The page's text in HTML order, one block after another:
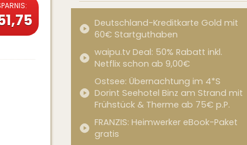
Deutschland-Kreditkarte Gold mit
60€ Startguthaben
waipu.tv Deal: 50% Rabatt inkl.
Netflix schon ab 9,00€
Ostsee: Übernachtung im 4*S
Dorint Seehotel Binz am Strand mit
Frühstück & Therme ab 75€ p.P.
FRANZIS: Heimwerker eBook-Paket
gratis